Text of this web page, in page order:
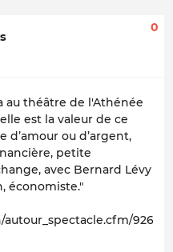
0
au théâtre de l'Athénée
est la valeur de ce
d’amour ou d’argent,
petite
avec Bernard Lévy
économiste."
92655-